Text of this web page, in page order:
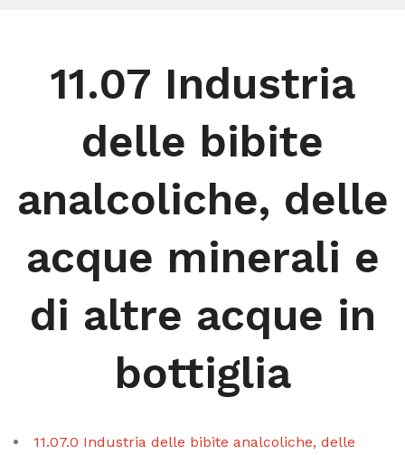
11.07 Industria
delle bibite
analcoliche, delle
acque minerali e
di altre acque in
bottiglia
11.07.0 Industria delle bibite analcoliche, delle